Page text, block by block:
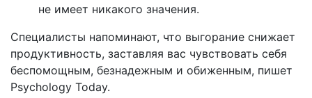
не имеет никакого значения.
Специалисты напоминают, что выгорание снижает
продуктивность, заставляя вас чувствовать себя
беспомощным, безнадежным и обиженным, пишет
Psychology Today.